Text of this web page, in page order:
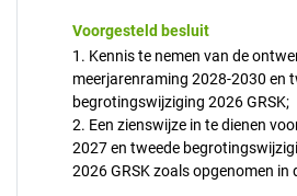
Voorgesteld besluit
1. Kennis te nemen van de
meerjarenraming 2028-2030 en
begrotingswijziging 2026 GRSK;
2. Een zienswijze in te dienen
2027 en tweede
2026 GRSK zoals opgenomen in